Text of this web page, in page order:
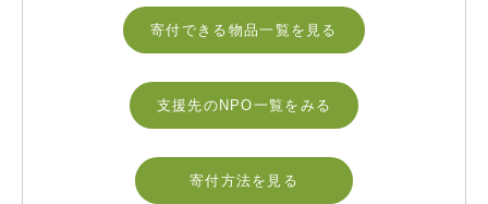
寄付できる物品一覧を見る
支援先のNPO一覧をみる
寄付方法を見る